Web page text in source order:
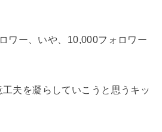
ワー、いや、10,000フォロワー
夫を凝らしていこうと思うキッ